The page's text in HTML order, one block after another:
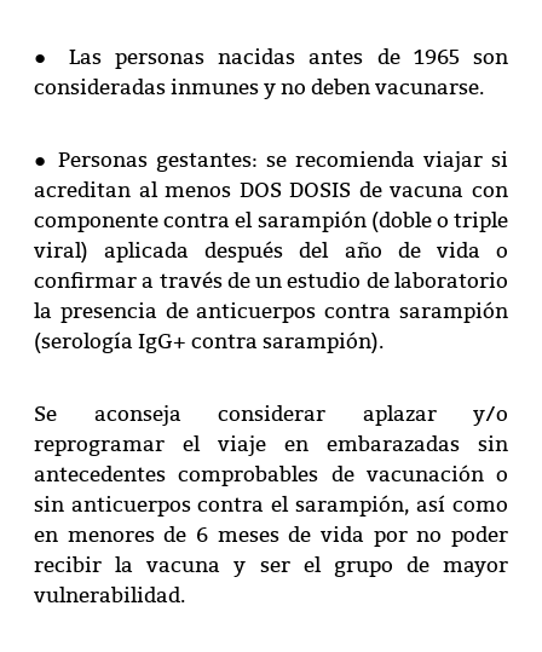
● Las personas nacidas antes de 1965 son
consideradas inmunes y no deben vacunarse.
● Personas gestantes: se recomienda viajar si
acreditan al menos DOS DOSIS de vacuna con
componente contra el sarampión (doble o triple
viral) aplicada después del año de vida o
confirmar a través de un estudio de laboratorio
la presencia de anticuerpos contra sarampión
(serología IgG+ contra sarampión).
Se aconseja considerar aplazar y/o
reprogramar el viaje en embarazadas sin
antecedentes comprobables de vacunación o
sin anticuerpos contra el sarampión, así como
en menores de 6 meses de vida por no poder
recibir la vacuna y ser el grupo de mayor
vulnerabilidad.